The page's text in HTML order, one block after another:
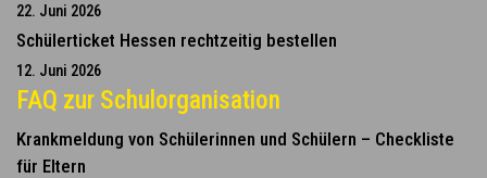
22. Juni 2026
Schülerticket Hessen rechtzeitig bestellen
12. Juni 2026
FAQ zur Schulorganisation
Krankmeldung von Schülerinnen und Schülern – Checkliste
für Eltern